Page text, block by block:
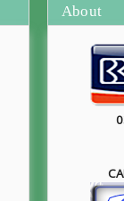
About